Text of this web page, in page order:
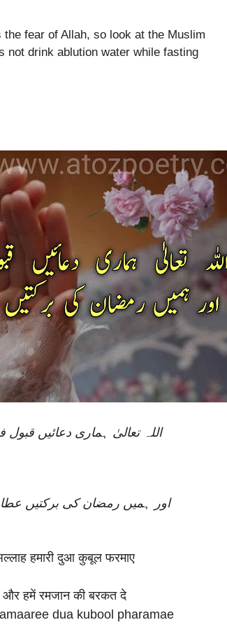
the fear of Allah, so look at the Muslim
not drink ablution water while fasting
اللہ تعالیٰ ہماری دعائیں قبول
اور ہمیں رمضان کی برکتیں عطا
हमारी दुआ कुबूल फरमाए
और हमें रमजान की बरकत दे
dua kubool pharamae